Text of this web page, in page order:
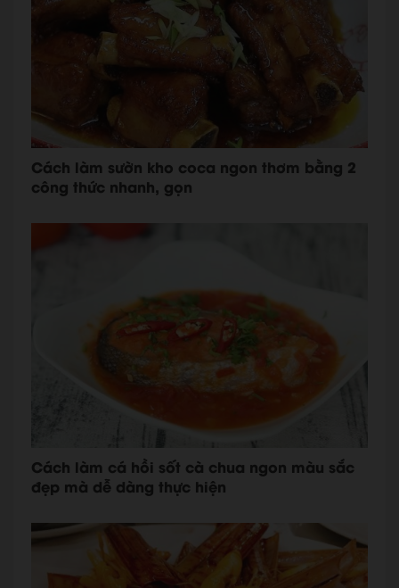
Cách làm sườn kho coca ngon thơm bằng 2
công thức nhanh, gọn
Cách làm cá hồi sốt cà chua ngon màu sắc
đẹp mà dễ dàng thực hiện